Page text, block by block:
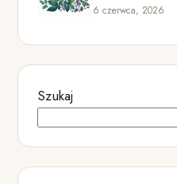
6 czerwca, 2026
Szukaj